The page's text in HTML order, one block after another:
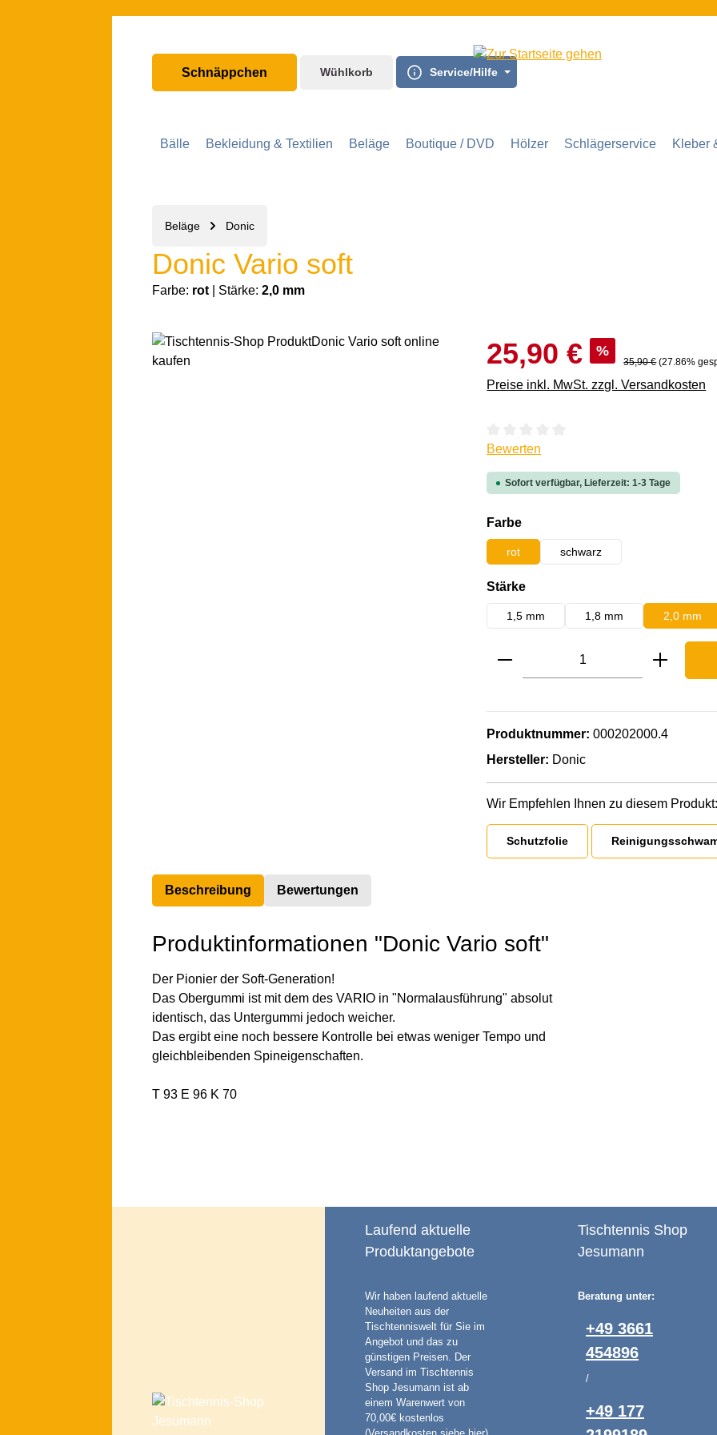
Schnäppchen Wühlkorb Service/Hilfe
Bälle Bekleidung & Textilien Beläge Boutique / DVD Hölzer Schlägerservice Kleber
Beläge Donic
Donic Vario soft
Farbe: rot Stärke: 2,0 mm
Bildergalerie überspringen 25,90 € %
35,90 € (27.86%
Preise inkl. MwSt. zzgl. Versandkosten
Durchschnittliche Bewertung von 0 von 5
Bewerten
Sofort verfügbar, Lieferzeit: 1-3 Tage
Farbeauswählen
rot schwarz
Stärkeauswählen
1,5 mm 1,8 mm 2,0 mm
Produkt Anzahl: Gib den
Produktnummer:000202000.4
Hersteller: Donic
Wir Empfehlen Ihnen zu diesem Produkt:
Schutzfolie
Beschreibung Bewertungen
Produktinformationen "Donic Vario soft"
Der Pionier der Soft-Generation!
Das Obergummi ist mit dem des VARIO in "Normalausführung" absolut
identisch, das Untergummi jedoch weicher.
Das ergibt eine noch bessere Kontrolle bei etwas weniger Tempo und
gleichbleibenden Spineigenschaften.
T 93 E 96 K 70
Laufend aktuelle
Produktangebote
Wir haben laufend aktuelle
Neuheiten aus der
Tischtenniswelt für Sie im
Angebot und das zu
günstigen Preisen. Der
Versand im Tischtennis
Shop Jesumann ist ab
einem Warenwert von
70,00€ kostenlos
Tischtennis Shop
Jesumann
Beratung unter:
+49 3661
454896
/
+49 177